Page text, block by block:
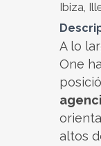
Ibiza,
A lo
One
altos